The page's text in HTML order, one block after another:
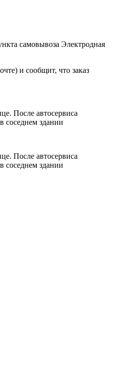
самовывоза Электродная
и сообщит, что заказ
После автосервиса
соседнем здании
После автосервиса
соседнем здании